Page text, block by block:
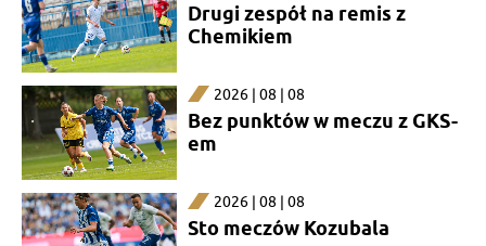
Drugi zespół na remis z
Chemikiem
2026 | 08 | 08
Bez punktów w meczu z GKS-
em
2026 | 08 | 08
Sto meczów Kozubala